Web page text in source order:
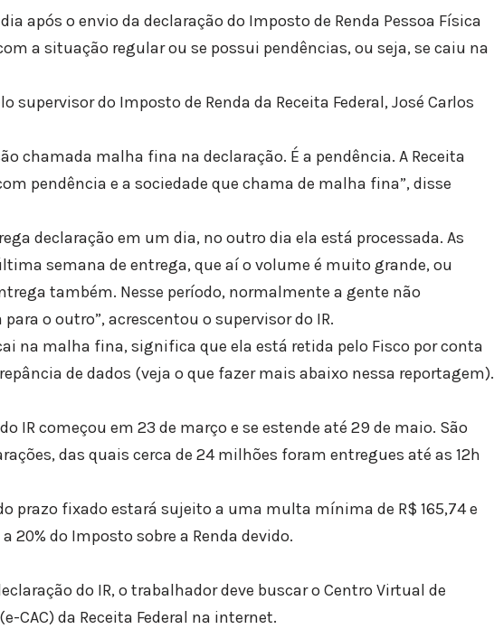
após o envio da declaração do Imposto de Renda Pessoa Física
a situação regular ou se possui pendências, ou seja, se caiu na
supervisor do Imposto de Renda da Receita Federal, José Carlos
chamada malha fina na declaração. É a pendência. A Receita
pendência e a sociedade que chama de malha fina”, disse
declaração em um dia, no outro dia ela está processada. As
semana de entrega, que aí o volume é muito grande, ou
também. Nesse período, normalmente a gente não
o outro”, acrescentou o supervisor do IR.
na malha fina, significa que ela está retida pelo Fisco por conta
de dados (veja o que fazer mais abaixo nessa reportagem).
IR começou em 23 de março e se estende até 29 de maio. São
das quais cerca de 24 milhões foram entregues até as 12h
prazo fixado estará sujeito a uma multa mínima de R$ 165,74 e
20% do Imposto sobre a Renda devido.
do IR, o trabalhador deve buscar o Centro Virtual de
CAC) da Receita Federal na internet.